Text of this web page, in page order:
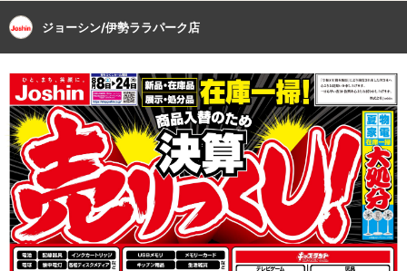
ジョーシン/伊勢ララパーク店